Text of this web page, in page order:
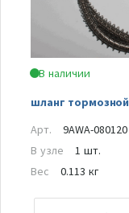
В наличии
шланг тормозной
Арт.
9AWA-080120
В узле
1 шт.
Вес
0.113 кг